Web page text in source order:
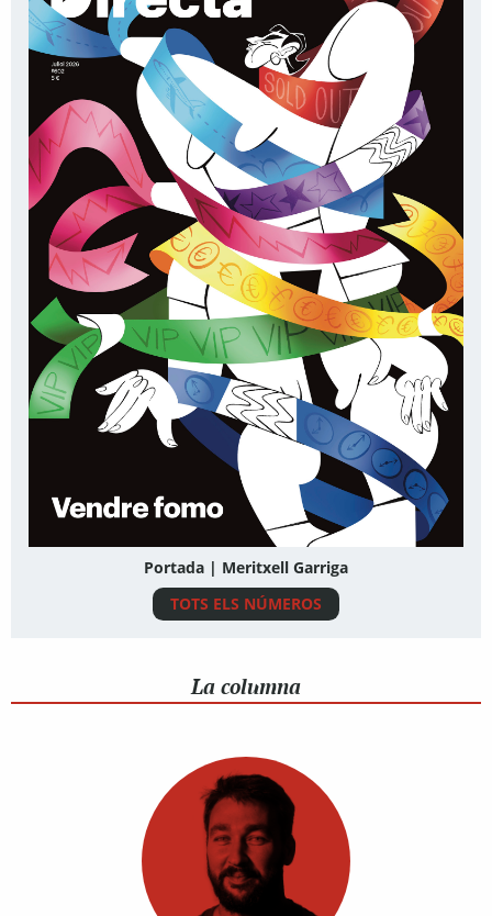
Portada | Meritxell Garriga
TOTS ELS NÚMEROS
La columna